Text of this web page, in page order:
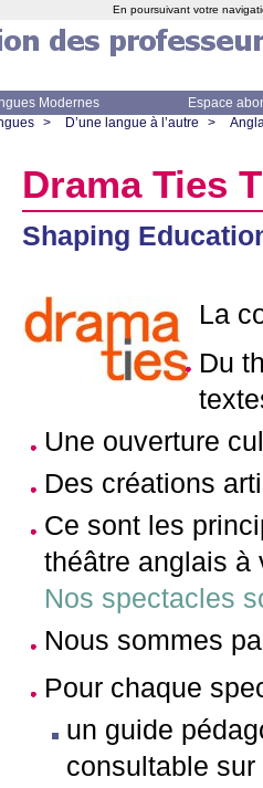
Modernes
Espace
> D’une langue à l’autre >
Drama Ties
Shaping
La
Du
Une ouverture
Des créations
Ce sont les
théâtre anglais à
Nos spectacles
Nous sommes
Pour chaque
un guide
consultable
En poursuivant votre